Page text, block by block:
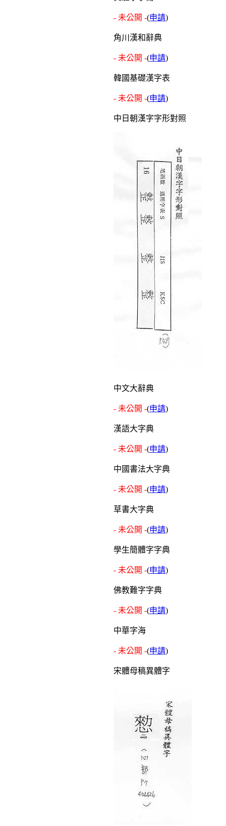
- 未公開 -(申請)
角川漢和辭典
- 未公開 -(申請)
韓國基礎漢字表
- 未公開 -(申請)
中日朝漢字字形對照
中文大辭典
- 未公開 -(申請)
漢語大字典
- 未公開 -(申請)
中國書法大字典
- 未公開 -(申請)
草書大字典
- 未公開 -(申請)
學生簡體字字典
- 未公開 -(申請)
佛教難字字典
- 未公開 -(申請)
中華字海
- 未公開 -(申請)
宋體母稿異體字